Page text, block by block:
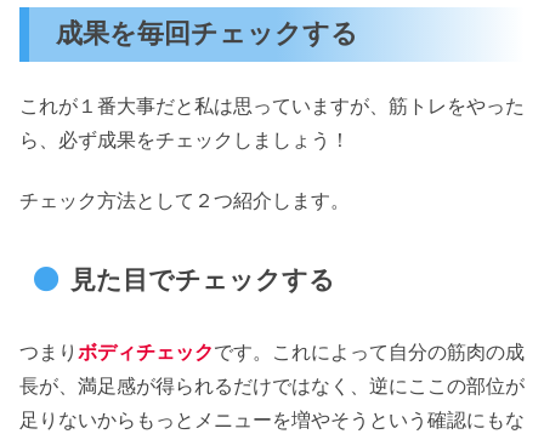
成果を毎回チェックする
これが１番大事だと私は思っていますが、筋トレをやった
ら、必ず成果をチェックしましょう！
チェック方法として２つ紹介します。
見た目でチェックする
つまり ボディチェックです。これによって自分の筋肉の成
長が、満足感が得られるだけではなく、逆にここの部位が
足りないからもっとメニューを増やそうという確認にもな